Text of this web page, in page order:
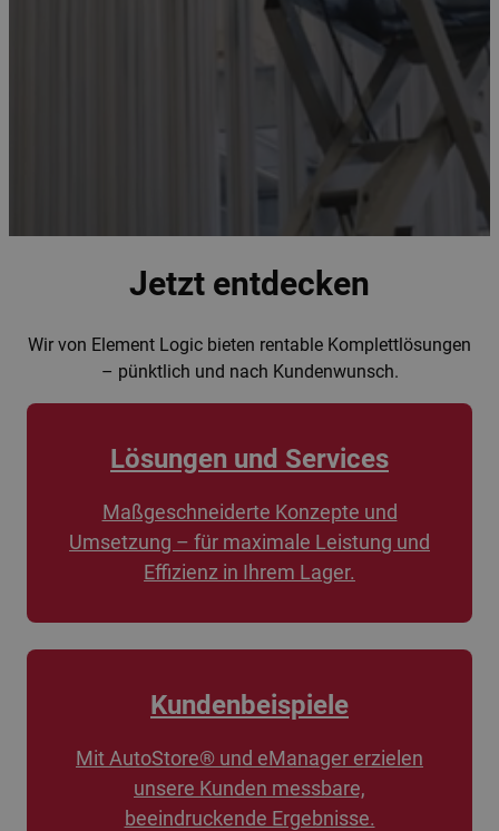
Jetzt entdecken
Wir von Element Logic bieten rentable Komplettlösungen
– pünktlich und nach Kundenwunsch.
Lösungen und Services
Maßgeschneiderte Konzepte und
Umsetzung – für maximale Leistung und
Effizienz in Ihrem Lager.
Kundenbeispiele
Mit AutoStore® und eManager erzielen
unsere Kunden messbare,
beeindruckende Ergebnisse.